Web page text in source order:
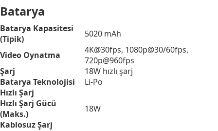
Batarya
Batarya Kapasitesi
(Tipik)
5020 mAh
Video Oynatma
4K@30fps, 1080p@30/60fps,
720p@960fps
Şarj
18W hızlı şarj
Batarya Teknolojisi
Li-Po
Hızlı Şarj
Hızlı Şarj Gücü
(Maks.)
18W
Kablosuz Şarj